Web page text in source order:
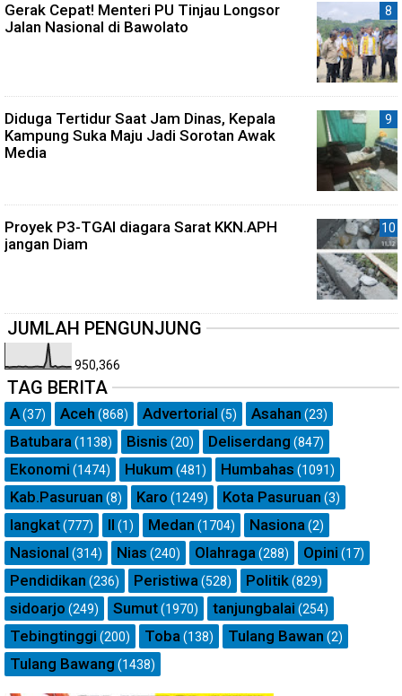
Gerak Cepat! Menteri PU Tinjau Longsor
Jalan Nasional di Bawolato
Diduga Tertidur Saat Jam Dinas, Kepala
Kampung Suka Maju Jadi Sorotan Awak
Media
Proyek P3-TGAI diagara Sarat KKN.APH
jangan Diam
JUMLAH PENGUNJUNG
950,366
TAG BERITA
A(37) Aceh (868) Advertorial (5) Asahan (23)
Batubara(1138) Bisnis (20) Deliserdang (847)
Ekonomi (1474) Hukum (481) Humbahas (1091)
Kab.Pasuruan (8) Karo (1249) Kota Pasuruan (3)
langkat(777) ll (1) Medan (1704) Nasiona(2)
Nasional (314) Nias (240) Olahraga(288) Opini (17)
Pendidikan (236) Peristiwa(528) Politik(829)
sidoarjo (249) Sumut(1970) tanjungbalai (254)
Tebingtinggi (200) Toba(138) Tulang Bawan (2)
Tulang Bawang (1438)